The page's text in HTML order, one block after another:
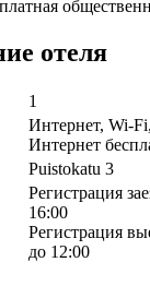
отеля
1
Интернет, Wi-
Интернет
Puistokatu 3
Регистрация
16:00
Регистрация
до 12:00